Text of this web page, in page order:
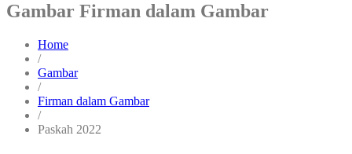
Gambar Firman dalam Gambar
Home
/
Gambar
/
Firman dalam Gambar
/
Paskah 2022